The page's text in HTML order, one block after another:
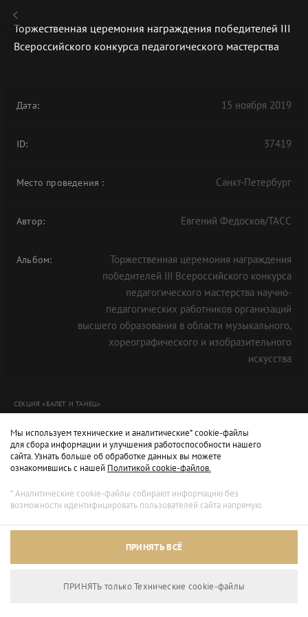
В АРХИВЕ
Архивный режим
Торжественная церемония награждения победителей III
Всероссийского конкурса педагогического мастерства
Дата: 15 ноября 2019
ID: 37419
Место проведения : Санкт-Петербург
Автор: Евгений Федосков/ТАСС
Альбом:
Торжественная церемония награждения
победителей III Всероссийского конкурса
педагогического мастерства научно-
педагогических работников организаций
высшего образования в области музыкального,
хореографического и изобразительного
искусства
СЕКЦИЯ «БАЛЕТ И ТАНЕЦ»
Мы используем технические и аналитические* cookie-файлы
для сбора информации и улучшения работоспособности нашего
сайта. Узнать больше об обработке данных вы можете
ознакомившись с нашей Политикой cookie-файлов.
* Аналитические cookie-файлы собирают информацию без
возможности идентифицировать пользователей сайта напрямую.
ПРИНЯТЬ ВСЁ
ПРИНЯТЬ только Технические сookie-файлы